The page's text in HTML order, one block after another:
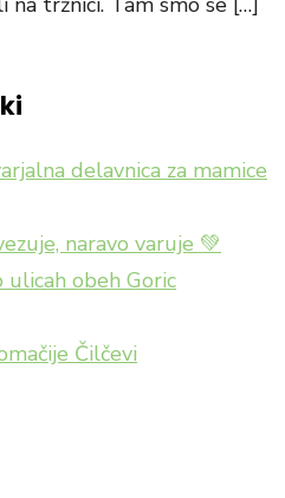
delavnica za mamice
naravo varuje 💚
ulicah obeh Goric
Čilčevi